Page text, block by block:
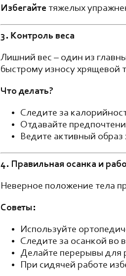
Избегайте тяжелых
3. Контроль веса
Лишний вес – один из
быстрому износу хрящевой
Что делать?
Следите за
Отдавайте
Ведите активный
4. Правильная осанка и
Неверное положение тела
Советы:
Используйте
Следите за осанкой во
Делайте перерывы для
При сидячей работе